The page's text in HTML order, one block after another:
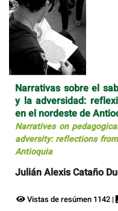
Narrativas sobre el
y la adversidad:
en el nordeste de
Narratives on
adversity: reflections
Antioquia
Julián Alexis Cataño
Vistas de resúmen 1142 |